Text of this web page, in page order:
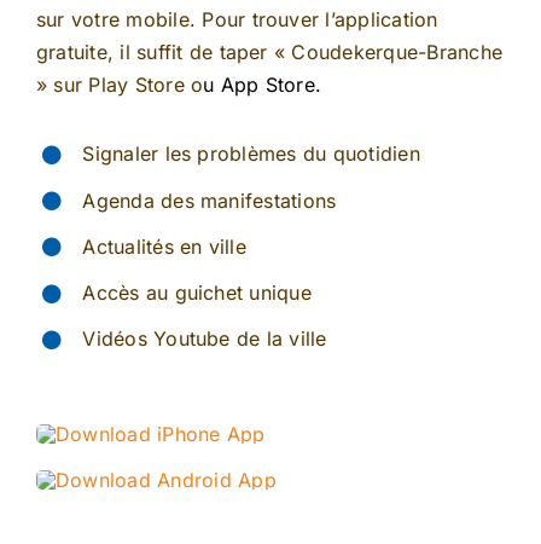
sur votre mobile. Pour trouver l’application
gratuite, il suffit de taper « Coudekerque-Branche
» sur Play Store ou App Store.
Signaler les problèmes du quotidien
Agenda des manifestations
Actualités en ville
Accès au guichet unique
Vidéos Youtube de la ville